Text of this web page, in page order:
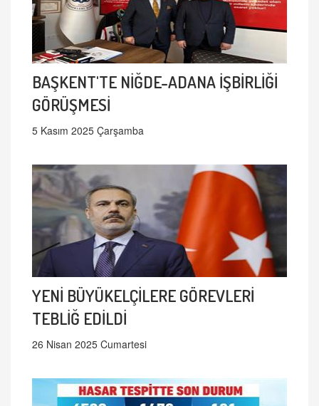
BAŞKENT'TE NİĞDE-ADANA İŞBİRLİĞİ
GÖRÜŞMESİ
5 Kasım 2025 Çarşamba
YENİ BÜYÜKELÇİLERE GÖREVLERİ
TEBLİĞ EDİLDİ
26 Nisan 2025 Cumartesi